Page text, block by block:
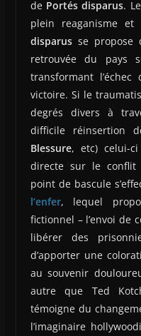
de Portés disparus.
plein reaganisme
disparusse propose
retrouvée du pays
transformant
victoire. Si le
degrés divers à
difficile réinsertion
Blessure, etc) celui-
directe sur le
point de bascule
l’enfer, lequel
fictionnel – l’envoi de
libérer des
d’apporter une
au souvenir
autre que Ted
témoigne du
l’imaginaire